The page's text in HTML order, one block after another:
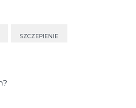
SZCZEPIENIE